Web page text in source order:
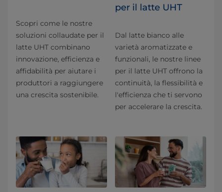
Scopri come le nostre
soluzioni collaudate per il
latte UHT combinano
innovazione, efficienza e
affidabilità per aiutare i
produttori a raggiungere
una crescita sostenibile.
per il latte UHT
Dal latte bianco alle
varietà aromatizzate e
funzionali, le nostre linee
per il latte UHT offrono la
continuità, la flessibilità e
l'efficienza che ti servono
per accelerare la crescita.